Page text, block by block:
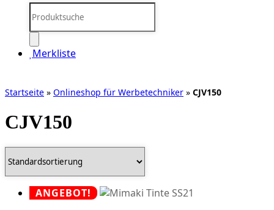
search
Merkliste
Startseite » Onlineshop für Werbetechniker » CJV150
CJV150
ANGEBOT!